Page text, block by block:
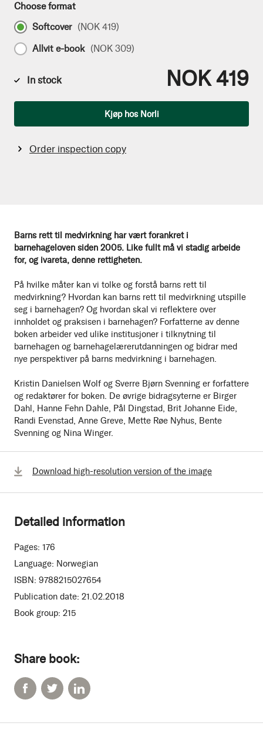
Barns rett til medvirkning har vært forankret i
barnehageloven siden 2005. Like fullt må vi stadig arbeide
for, og ivareta, denne rettigheten.
På hvilke måter kan vi tolke og forstå barns rett til
medvirkning? Hvordan kan barns rett til medvirkning utspille
seg i barnehagen? Og hvordan skal vi reflektere over
innholdet og praksisen i barnehagen? Forfatterne av denne
boken arbeider ved ulike institusjoner i tilknytning til
barnehagen og barnehagelærerutdanningen og bidrar med
nye perspektiver på barns medvirkning i barnehagen.
Kristin Danielsen Wolf og Sverre Bjørn Svenning er forfattere
og redaktører for boken. De øvrige bidragsyterne er Birger
Dahl, Hanne Fehn Dahle, Pål Dingstad, Brit Johanne Eide,
Randi Evenstad, Anne Greve, Mette Røe Nyhus, Bente
Svenning og Nina Winger.
Share book:
Choose format
Softcover (NOK 419)
Allvit e-book (NOK 309)
In stock NOK 419
Kjøp hos Norli
Order inspection copy
Download high-resolution version of the image
Detailed information
Pages: 176
Language: Norwegian
ISBN: 9788215027654
Publication date: 21.02.2018
Book group: 215